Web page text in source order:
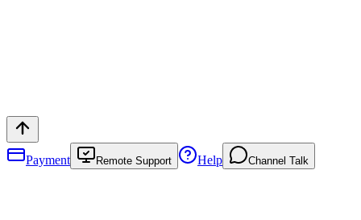
Payment Remote Support Help Channel Talk